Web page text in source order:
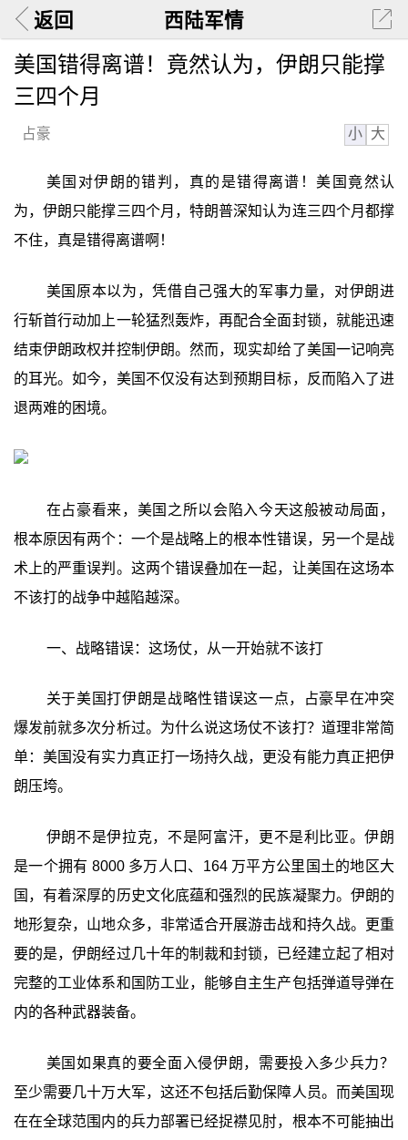
返回 西陆军情
美国错得离谱！竟然认为，伊朗只能撑
三四个月
占豪 小 大
美国对伊朗的错判，真的是错得离谱！美国竟然认
为，伊朗只能撑三四个月，特朗普深知认为连三四个月都撑
不住，真是错得离谱啊！
美国原本以为，凭借自己强大的军事力量，对伊朗进
行斩首行动加上一轮猛烈轰炸，再配合全面封锁，就能迅速
结束伊朗政权并控制伊朗。然而，现实却给了美国一记响亮
的耳光。如今，美国不仅没有达到预期目标，反而陷入了进
退两难的困境。
在占豪看来，美国之所以会陷入今天这般被动局面，
根本原因有两个：一个是战略上的根本性错误，另一个是战
术上的严重误判。这两个错误叠加在一起，让美国在这场本
不该打的战争中越陷越深。
一、战略错误：这场仗，从一开始就不该打
关于美国打伊朗是战略性错误这一点，占豪早在冲突
爆发前就多次分析过。为什么说这场仗不该打？道理非常简
单：美国没有实力真正打一场持久战，更没有能力真正把伊
朗压垮。
伊朗不是伊拉克，不是阿富汗，更不是利比亚。伊朗
是一个拥有 8000 多万人口、164 万平方公里国土的地区大
国，有着深厚的历史文化底蕴和强烈的民族凝聚力。伊朗的
地形复杂，山地众多，非常适合开展游击战和持久战。更重
要的是，伊朗经过几十年的制裁和封锁，已经建立起了相对
完整的工业体系和国防工业，能够自主生产包括弹道导弹在
内的各种武器装备。
美国如果真的要全面入侵伊朗，需要投入多少兵力？
至少需要几十万大军，这还不包括后勤保障人员。而美国现
在在全球范围内的兵力部署已经捉襟见肘，根本不可能抽出